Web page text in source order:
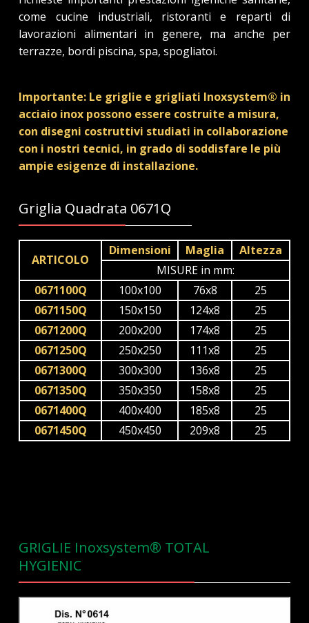
come cucine industriali, ristoranti e reparti di
lavorazioni alimentari in genere, ma anche per
terrazze, bordi piscina, spa, spogliatoi.
Importante: Le griglie e grigliati Inoxsystem® in
acciaio inox possono essere costruite a misura,
con disegni costruttivi studiati in collaborazione
con i nostri tecnici, in grado di soddisfare le più
ampie esigenze di installazione.
Griglia Quadrata 0671Q
ARTICOLO
Dimensioni Maglia
Altezza
MISURE in mm:
0671100Q
100x100 76x8
25
0671150Q
150x150 124x8
25
0671200Q
200x200 174x8
25
0671250Q
250x250 111x8
25
0671300Q
300x300 136x8
25
0671350Q
350x350 158x8
25
0671400Q
400x400 185x8
25
0671450Q
450x450 209x8 25
GRIGLIE Inoxsystem® TOTAL
HYGIENIC